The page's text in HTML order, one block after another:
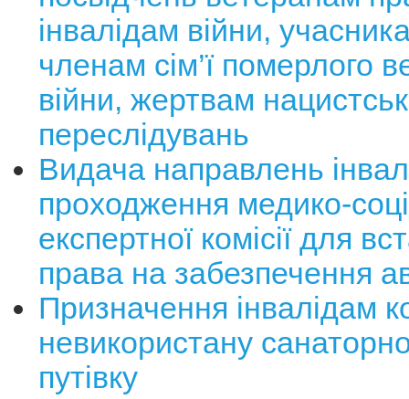
інвалідам війни,
членам сім’ї померлого
війни, жертвам
переслідувань
Видача направлень
проходження медико-
експертної комісії для
права на забезпечення
Призначення інвалідам
невикористану
путівку